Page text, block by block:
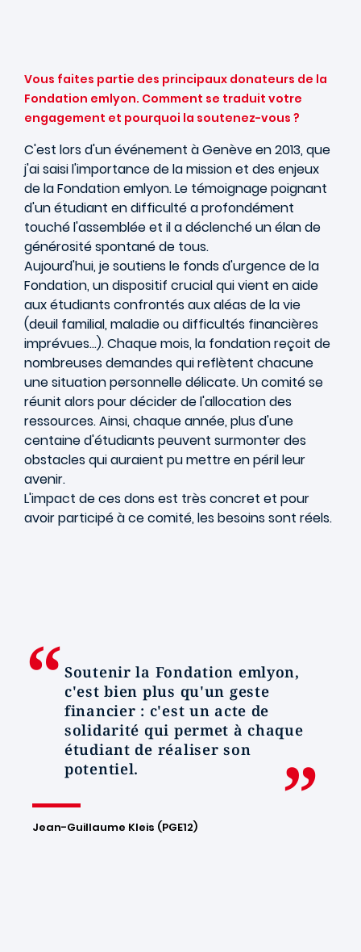
Vous faites partie des principaux donateurs de la
Fondation emlyon. Comment se traduit votre
engagement et pourquoi la soutenez-vous ?
C'est lors d'un événement à Genève en 2013, que
j'ai saisi l'importance de la mission et des enjeux
de la Fondation emlyon. Le témoignage poignant
d'un étudiant en difficulté a profondément
touché l'assemblée et il a déclenché un élan de
générosité spontané de tous.
Aujourd'hui, je soutiens le fonds d'urgence de la
Fondation, un dispositif crucial qui vient en aide
aux étudiants confrontés aux aléas de la vie
(deuil familial, maladie ou difficultés financières
imprévues…). Chaque mois, la fondation reçoit de
nombreuses demandes qui reflètent chacune
une situation personnelle délicate. Un comité se
réunit alors pour décider de l'allocation des
ressources. Ainsi, chaque année, plus d'une
centaine d'étudiants peuvent surmonter des
obstacles qui auraient pu mettre en péril leur
avenir.
L'impact de ces dons est très concret et pour
avoir participé à ce comité, les besoins sont réels.
Soutenir la Fondation emlyon,
c'est bien plus qu'un geste
financier : c'est un acte de
solidarité qui permet à chaque
étudiant de réaliser son
potentiel.
Jean-Guillaume Kleis (PGE12)